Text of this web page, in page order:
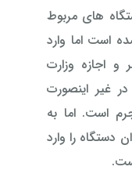
های مربوط
است اما وارد
و اجازه وزارت
غیر اینصورت
است. اما به
دستگاه را وارد